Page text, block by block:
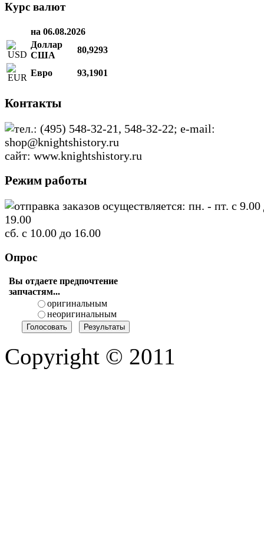
Курс валют
на 06.08.2026
Доллар
США
80,9293
Евро 93,1901
Контакты
тел.: (495) 548-32-21, 548-32-22; e-mail:
shop@knightshistory.ru
сайт: www.knightshistory.ru
Режим работы
отправка заказов осуществляется: пн. - пт. с 9.00
19.00
сб. с 10.00 до 16.00
Опрос
Вы отдаете предпочтение
запчастям...
оригинальным
неоригинальным
Copyright © 2011